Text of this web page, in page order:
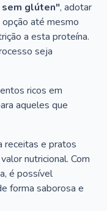
glúten", adotar
até mesmo
a esta proteína.
seja
ricos em
aqueles que
receitas e pratos
nutricional. Com
é possível
forma saborosa e